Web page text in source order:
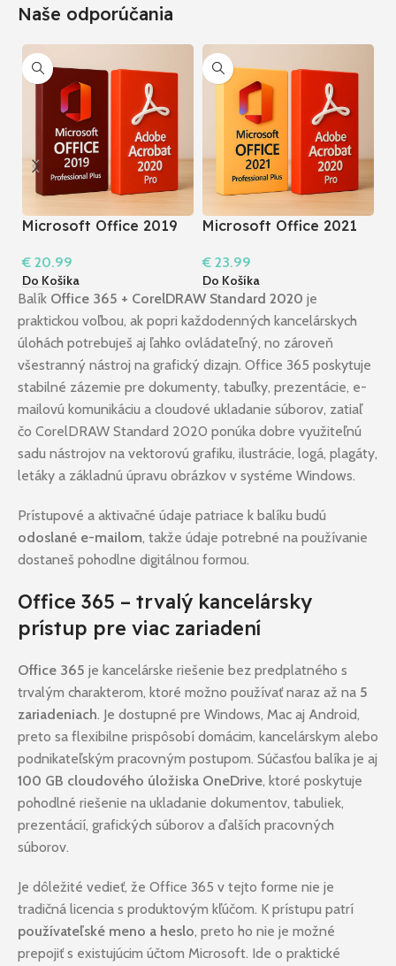
Naše odporúčania
Microsoft Office 2019
Acrobat 2020 Pro I
Windows
€ 20.99
Do Košíka
Microsoft Office 2021
Acrobat 2020 Pro I
Windows
€ 23.99
Do Košíka
Balík Office 365 + CorelDRAW Standard 2020 je
praktickou voľbou, ak popri každodenných kancelárskych
úlohách potrebuješ aj ľahko ovládateľný, no zároveň
všestranný nástroj na grafický dizajn. Office 365 poskytuje
stabilné zázemie pre dokumenty, tabuľky, prezentácie, e-
mailovú komunikáciu a cloudové ukladanie súborov, zatiaľ
čo CorelDRAW Standard 2020 ponúka dobre využiteľnú
sadu nástrojov na vektorovú grafiku, ilustrácie, logá, plagáty,
letáky a základnú úpravu obrázkov v systéme Windows.
Prístupové a aktivačné údaje patriace k balíku budú
odoslané e-mailom, takže údaje potrebné na používanie
dostaneš pohodlne digitálnou formou.
Office 365 – trvalý kancelársky
prístup pre viac zariadení
Office 365 je kancelárske riešenie bez predplatného s
trvalým charakterom, ktoré možno používať naraz až na 5
zariadeniach. Je dostupné pre Windows, Mac aj Android,
preto sa flexibilne prispôsobí domácim, kancelárskym alebo
podnikateľským pracovným postupom. Súčasťou balíka je aj
100 GB cloudového úložiska OneDrive, ktoré poskytuje
pohodlné riešenie na ukladanie dokumentov, tabuliek,
prezentácií, grafických súborov a ďalších pracovných
súborov.
Je dôležité vedieť, že Office 365 v tejto forme nie je
tradičná licencia s produktovým kľúčom. K prístupu patrí
používateľské meno a heslo, preto ho nie je možné
prepojiť s existujúcim účtom Microsoft. Ide o praktické